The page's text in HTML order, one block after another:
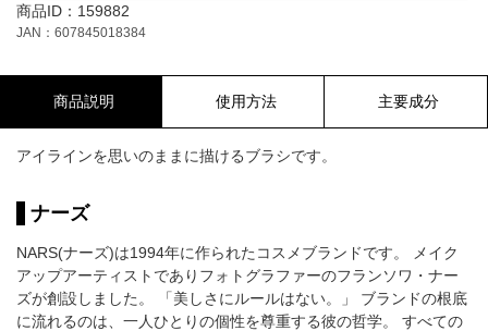
商品ID：159882
JAN：607845018384
商品説明 使用方法 主要成分
アイラインを思いのままに描けるブラシです。
ナーズ
NARS(ナーズ)は1994年に作られたコスメブランドです。 メイク
アップアーティストでありフォトグラファーのフランソワ・ナー
ズが創設しました。 「美しさにルールはない。」 ブランドの根底
に流れるのは、一人ひとりの個性を尊重する彼の哲学。 すべての